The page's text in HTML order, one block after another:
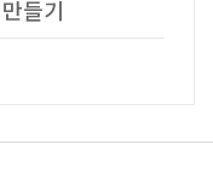
들기